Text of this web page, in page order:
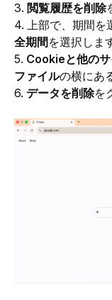
3. 閲覧履歴を削除
4. 上部で、期間を
全期間 を選択しま
5. Cookieと他の
ファイルの横にあ
6. データを削除を